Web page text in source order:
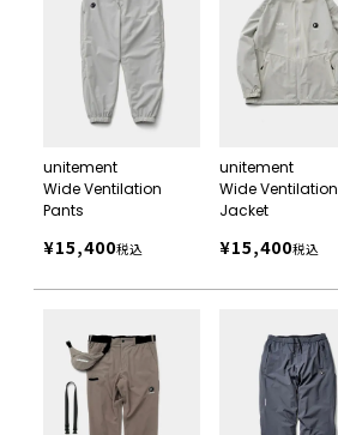
unitement
Wide Ventilation
Pants
¥15,400税込
unitement
Wide Ventilation
Jacket
¥15,400税込